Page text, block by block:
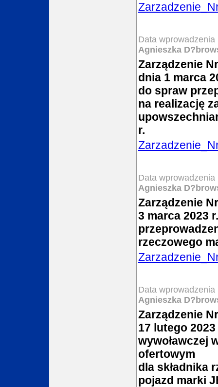
Data
Agnieszka
Zarządzenie
dnia 1 marca
do spraw
na realizację
r.
Data
Agnieszka
Zarządzenie
3 marca 2023
rzeczowego
Data
Agnieszka
Zarządzenie
17 lutego
wywoławczej
ofertowym
dla składnika
pojazd marki